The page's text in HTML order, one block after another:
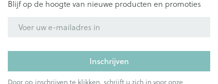
Blijf op de hoogte van nieuwe producten en promoties
Inschrijven
Door op inschrijven te klikken, schrijft u zich in voor onze